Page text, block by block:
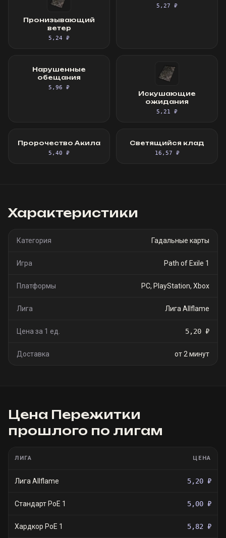
Пронизывающий
ветер
5,24 ₽
5,27 ₽
Нарушенные
обещания
5,96 ₽
Искушающие
ожидания
5,21 ₽
Пророчество Акила
5,40 ₽
Светящийся клад
16,57 ₽
Характеристики
Категория Гадальные карты
Игра Path of Exile 1
Платформы PC, PlayStation, Xbox
Лига Лига Allflame
Цена за 1 ед. 5,20 ₽
Доставка от 2 минут
Цена Пережитки
прошлого по лигам
ЛИГА ЦЕНА
Лига Allflame 5,20 ₽
Стандарт PoE 1 5,00 ₽
Хардкор PoE 1 5,82 ₽